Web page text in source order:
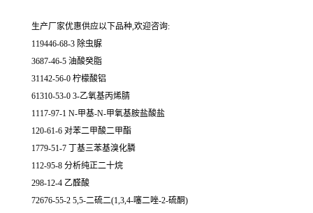
生产厂家优惠供应以下品种,欢迎咨询:
119446-68-3 除虫脲
3687-46-5 油酸癸脂
31142-56-0 柠檬酸铝
61310-53-0 3-乙氧基丙烯腈
1117-97-1 N-甲基-N-甲氧基胺盐酸盐
120-61-6 对苯二甲酸二甲酯
1779-51-7 丁基三苯基溴化膦
112-95-8 分析纯正二十烷
298-12-4 乙醛酸
72676-55-2 5,5-二硫二(1,3,4-噻二唑-2-硫酮)